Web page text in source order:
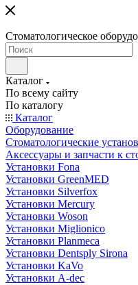
Стоматологическое
Каталог
По всему сайту
По каталогу
Каталог
Оборудование
Стоматологические
Аксессуары и запчасти к
Установки Fona
Установки GreenMED
Установки Silverfox
Установки Mercury
Установки Woson
Установки Miglionico
Установки Planmeca
Установки Dentsply Sirona
Установки KaVo
Установки A-dec